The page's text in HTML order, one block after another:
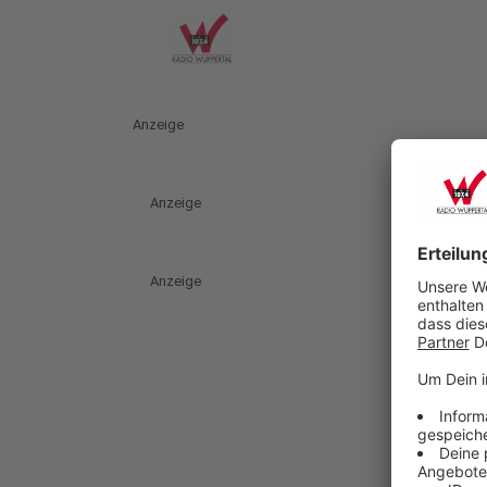
Anzeige
Anzeige
Anzeige